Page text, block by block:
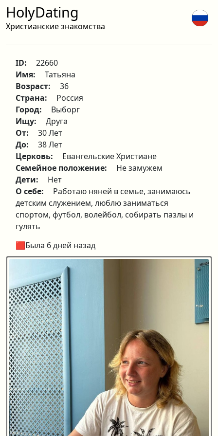
HolyDating
Христианские знакомства
ID:
22660
Имя:
Татьяна
Возраст:
36
Страна:
Россия
Город:
Выборг
Ищу:
Друга
От:
30 Лет
До:
38 Лет
Церковь:
Евангельские Христиане
Семейное положение:
Не замужем
Дети:
Нет
О себе:
Работаю няней в семье, занимаюсь
детским служением, люблю заниматься
спортом, футбол, волейбол, собирать пазлы и
гулять
🟥Была 6 дней назад